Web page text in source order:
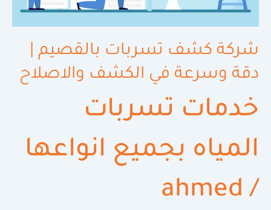
شركة كشف تسربات بالقصيم |
دقة وسرعة في الكشف والاصلاح
خدمات تسربات
المياه بجميع انواعها
/
ahmed